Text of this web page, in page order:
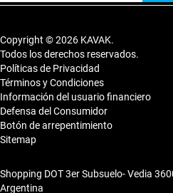
Copyright © 2026 KAVAK.
Todos los derechos reservados.
Políticas de Privacidad
Términos y Condiciones
Información del usuario financiero
Defensa del Consumidor
Botón de arrepentimiento
Sitemap
Shopping DOT 3er Subsuelo- Vedia
Argentina